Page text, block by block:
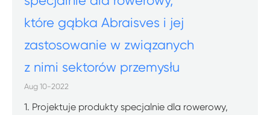
które gąbka Abraisves i jej
zastosowanie w związanych
z nimi sektorów przemysłu
Aug 10-2022
1. Projektuje produkty specjalnie dla rowerowy,